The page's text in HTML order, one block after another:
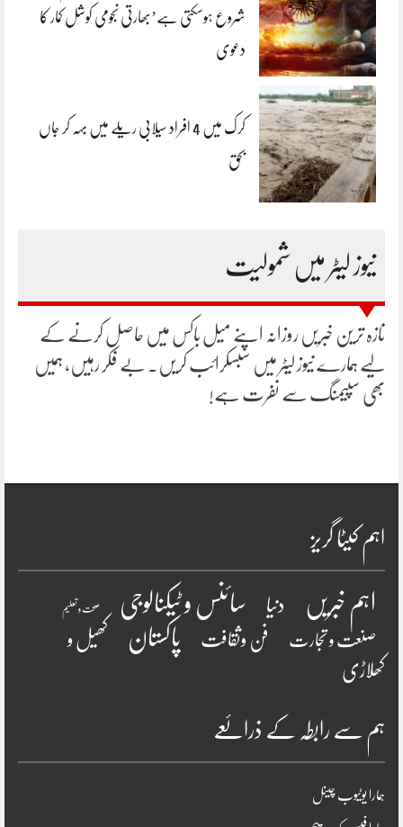
شروع ہوسکتی ہے’بھارتی نجومی کوشل کمار کا
دعوی
کرک میں 4 افراد سیلابی ریلے میں بہہ کر جاں
بحق
نیوز لیٹر میں شمولیت
تازہ ترین خبریں روزانہ اپنے میل باکس میں حاصل کرنے کے
لیے ہمارے نیوز لیٹر میں سبسکرائب کریں۔ بے فکر رہیں، ہمیں
بھی سپیمنگ سے نفرت ہے!
اہم کیٹا گریز
اہم خبریں دنیا سائنس و ٹیکنالوجی صحت و تعلیم
صنعت و تجارت فن وثقافت پاکستان
کھیل و
کھلاڑی
ہم سے رابطہ کے ذرائعے
ہمارا یوٹیوب چینل